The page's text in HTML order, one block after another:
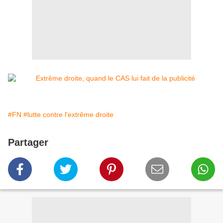
#FN #lutte contre l'extrême droite
Partager